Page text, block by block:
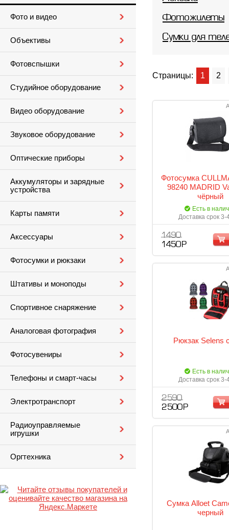
Фото и видео
Объективы
Фотовспышки
Студийное оборудование
Видео оборудование
Звуковое оборудование
Оптические приборы
Аккумуляторы и зарядные
устройства
Карты памяти
Аксессуары
Фотосумки и рюкзаки
Штативы и моноподы
Спортивное снаряжение
Аналоговая фотография
Фотосувениры
Телефоны и смарт-часы
Электротранспорт
Радиоуправляемые
игрушки
Оргтехника
Фотожилеты
Сумки для
Страницы: 1 2
Фотосумка
98240 MADRID
чёрный
Есть в
Доставка срок 3-
1 490
1 450 Р
Рюкзак Selens
Есть в
Доставка срок 3-
2 590
2 500 Р
Сумка Alloet
черный